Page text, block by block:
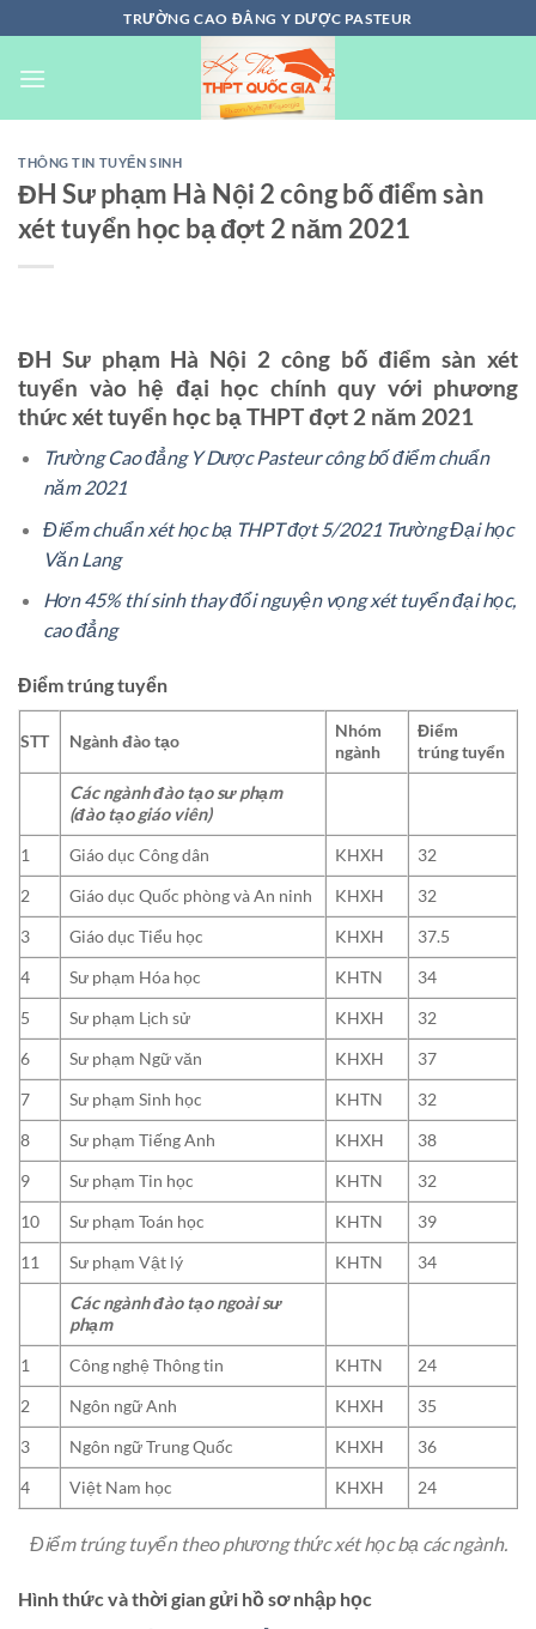
đến
nội
TRƯỜNG CAO ĐẲNG Y DƯỢC PASTEUR
THÔNG TIN TUYỂN SINH
ĐH Sư phạm Hà Nội 2 công bố điểm sàn
xét tuyển học bạ đợt 2 năm 2021
ĐH Sư phạm Hà Nội 2 công bố điểm sàn xét
tuyển vào hệ đại học chính quy với phương
thức xét tuyển học bạ THPT đợt 2 năm 2021
Trường Cao đẳng Y Dược Pasteur công bố điểm chuẩn
năm 2021
Điểm chuẩn xét học bạ THPT đợt 5/2021 Trường Đại học
Văn Lang
Hơn 45% thí sinh thay đổi nguyện vọng xét tuyển đại học,
cao đẳng
Điểmtrúng tuyển
STT Ngành đào tạo
Nhóm
ngành
Điểm
trúng tuyển
Các ngành đào tạo sư phạm
(đào tạo giáo viên)
1
Giáo dục Công dân KHXH
32
2
Giáo dục Quốc phòng và An ninh KHXH
32
3
Giáo dục Tiểu học KHXH
37.5
4
Sư phạm Hóa học KHTN
34
5
Sư phạm Lịch sử KHXH
32
6
Sư phạm Ngữ văn KHXH
37
7
Sư phạm Sinh học KHTN
32
8
Sư phạm Tiếng Anh KHXH
38
9
Sư phạm Tin học KHTN
32
10
Sư phạm Toán học KHTN
39
11
Sư phạm Vật lý KHTN
34
Các ngành đào tạo ngoài sư
phạm
1
Công nghệ Thông tin KHTN
24
2
Ngôn ngữ Anh KHXH
35
3
Ngôn ngữ Trung Quốc KHXH
36
4
Việt Nam học KHXH 24
Điểm trúng tuyển theo phương thức xét học bạ các ngành.
Hình thức và thời gian gửi hồ sơ nhập học